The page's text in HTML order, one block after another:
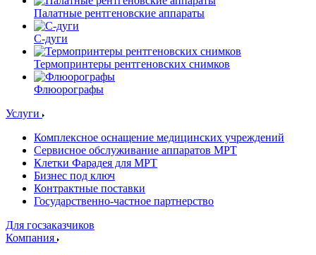
Палатные рентгеновские аппараты
С-дуги
Термопринтеры рентгеновских снимков
Флюорографы
Услуги
Комплексное оснащение медицинских учреждений
Сервисное обслуживание аппаратов МРТ
Клетки Фарадея для МРТ
Бизнес под ключ
Контрактные поставки
Государственно-частное партнерство
Для госзаказчиков
Компания